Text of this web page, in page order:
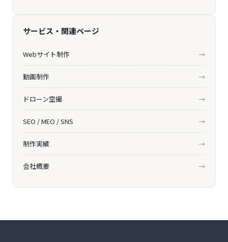
サービス・関連ページ
Webサイト制作 →
動画制作 →
ドローン空撮 →
SEO / MEO / SNS →
制作実績 →
会社概要 →